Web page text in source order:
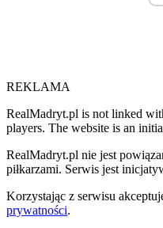
REKLAMA
RealMadryt.pl is not linked
players. The website is an
RealMadryt.pl nie jest
piłkarzami. Serwis jest
Korzystając z serwisu
prywatności.